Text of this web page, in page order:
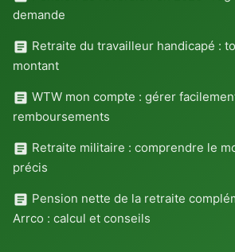
demande
Retraite du travailleur handicapé :
montant
WTW mon compte : gérer
remboursements
Retraite militaire : comprendre le
précis
Pension nette de la retraite
Arrco : calcul et conseils